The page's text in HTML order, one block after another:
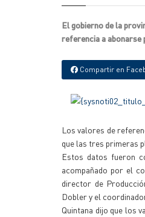
El gobierno de la
referencia a abonarse
Compartir en
Los valores de
que las tres primeras
Estos datos fueron
acompañado por el
director de
Dobler y el
Quintana dijo que los